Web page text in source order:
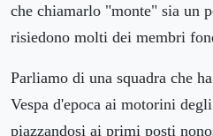
che chiamarlo "monte" sia un
risiedono molti dei membri
Parliamo di una squadra che
Vespa d'epoca ai motorini
piazzandosi ai primi posti